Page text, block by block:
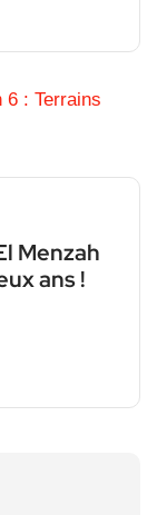
Menzah
ans !